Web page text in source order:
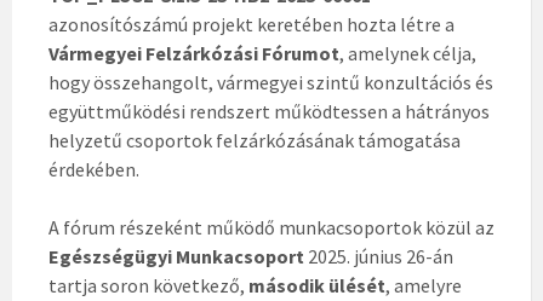
azonosítószámú projekt keretében hozta létre a
Vármegyei Felzárkózási Fórumot, amelynek célja,
hogy összehangolt, vármegyei szintű konzultációs és
együttműködési rendszert működtessen a hátrányos
helyzetű csoportok felzárkózásának támogatása
érdekében.
A fórum részeként működő munkacsoportok közül az
Egészségügyi Munkacsoport 2025. június 26-án
tartja soron következő, második ülését, amelyre